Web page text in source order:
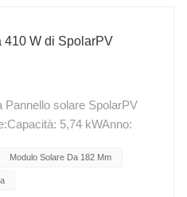
410 W di SpolarPV
Pannello solare SpolarPV
5,74 kWAnno:
con il doppio vetro
efficienza di
Modulo Solare Da 182 Mm